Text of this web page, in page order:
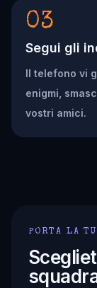
03
Segui gli
Il telefono vi
enigmi,
vostri amici.
PORTA LA